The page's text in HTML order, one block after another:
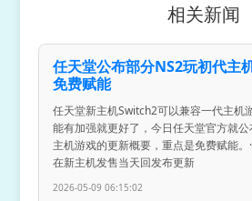
相关新闻
任天堂公布部分NS2玩初代主
免费赋能
任天堂新主机Switch2可以兼容一代主机
能有加强就更好了，今日任天堂官方就
主机游戏的更新概要，重点是免费赋能。
在新主机发售当天回发布更新
2026-05-09 06:15:02